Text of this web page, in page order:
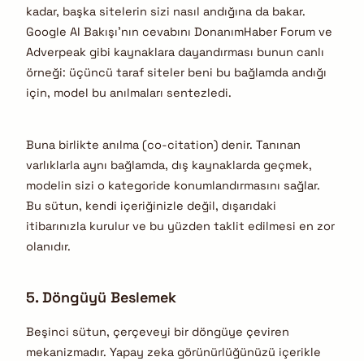
kadar, başka sitelerin sizi nasıl andığına da bakar.
Google AI Bakışı’nın cevabını DonanımHaber Forum ve
Adverpeak gibi kaynaklara dayandırması bunun canlı
örneği: üçüncü taraf siteler beni bu bağlamda andığı
için, model bu anılmaları sentezledi.
Buna birlikte anılma (co-citation) denir. Tanınan
varlıklarla aynı bağlamda, dış kaynaklarda geçmek,
modelin sizi o kategoride konumlandırmasını sağlar.
Bu sütun, kendi içeriğinizle değil, dışarıdaki
itibarınızla kurulur ve bu yüzden taklit edilmesi en zor
olanıdır.
5. Döngüyü Beslemek
Beşinci sütun, çerçeveyi bir döngüye çeviren
mekanizmadır. Yapay zeka görünürlüğünüzü içerikle